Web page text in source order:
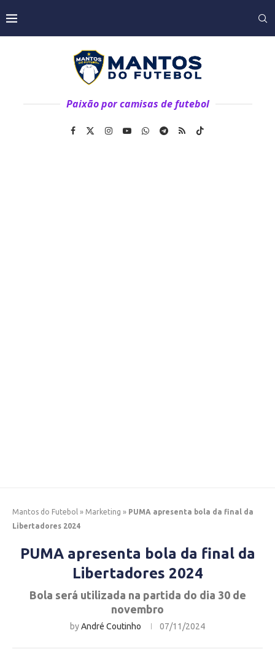
Paixão por camisas de futebol
Mantos do Futebol » Marketing » PUMA apresenta bola da final da
Libertadores 2024
PUMA apresenta bola da final da
Libertadores 2024
Bola será utilizada na partida do dia 30 de
novembro
byAndré Coutinho 07/11/2024